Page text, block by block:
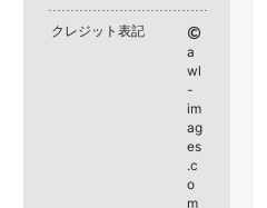
クレジット表記
a
wl
-
im
ag
es
.c
o
m